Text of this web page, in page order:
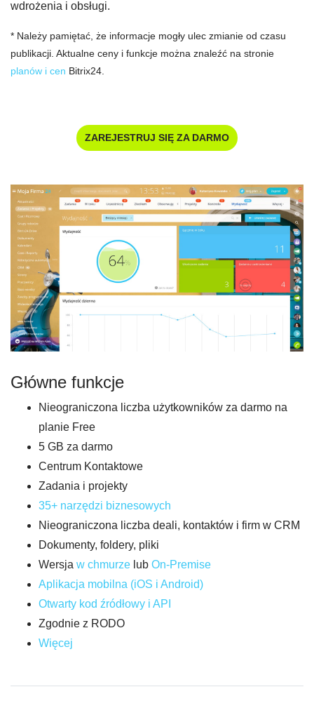
wdrożenia i obsługi.
* Należy pamiętać, że informacje mogły ulec zmianie od czasu
publikacji. Aktualne ceny i funkcje można znaleźć na stronie
planów i cen Bitrix24.
ZAREJESTRUJ SIĘ ZA DARMO
Główne funkcje
Nieograniczona liczba użytkowników za darmo na
planie Free
5 GB za darmo
Centrum Kontaktowe
Zadania i projekty
35+ narzędzi biznesowych
Nieograniczona liczba deali, kontaktów i firm w CRM
Dokumenty, foldery, pliki
Wersja w chmurze lub On-Premise
Aplikacja mobilna (iOS i Android)
Otwarty kod źródłowy i API
Zgodnie z RODO
Więcej